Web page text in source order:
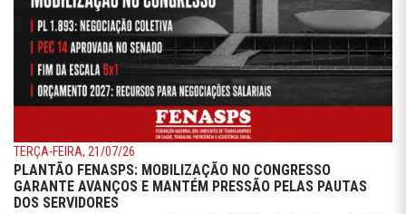
TERÇA-FEIRA, 21/07/26
PLANTÃO FENASPS: MOBILIZAÇÃO NO CONGRESSO
GARANTE AVANÇOS E MANTÉM PRESSÃO PELAS PAUTAS
DOS SERVIDORES